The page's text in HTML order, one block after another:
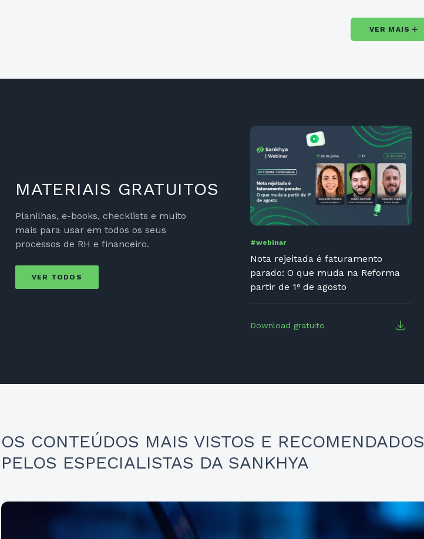
VER MAIS ＋
MATERIAIS GRATUITOS
Planilhas, e-books, checklists e muito
mais para usar em todos os seus
processos de RH e financeiro.
VER TODOS
#webinar
Nota rejeitada é faturamento
parado: O que muda na Reforma
partir de 1º de agosto
Download gratuito
OS CONTEÚDOS MAIS VISTOS E RECOMENDADOS
PELOS ESPECIALISTAS DA SANKHYA